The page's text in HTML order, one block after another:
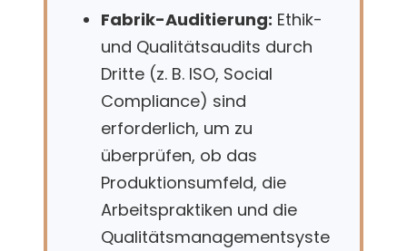
Fabrik-Auditierung: Ethik-
und Qualitätsaudits durch
Dritte (z. B. ISO, Social
Compliance) sind
erforderlich, um zu
überprüfen, ob das
Produktionsumfeld, die
Arbeitspraktiken und die
Qualitätsmanagementsyste